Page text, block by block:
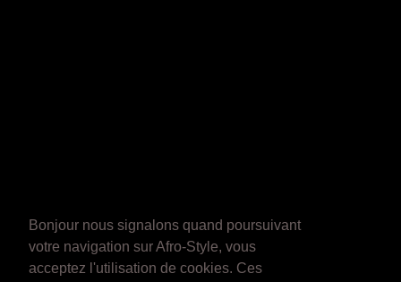
Bonjour nous signalons quand poursuivant
votre navigation sur Afro-Style, vous
acceptez l'utilisation de cookies. Ces